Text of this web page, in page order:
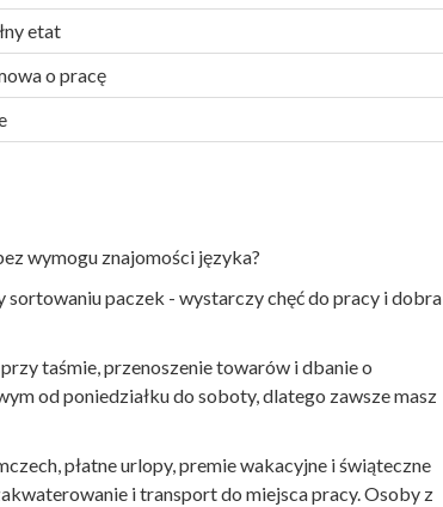
etat
o pracę
wymogu znajomości języka?
paczek - wystarczy chęć do pracy i dobra
taśmie, przenoszenie towarów i dbanie o
od poniedziałku do soboty, dlatego zawsze masz
płatne urlopy, premie wakacyjne i świąteczne
i transport do miejsca pracy. Osoby z